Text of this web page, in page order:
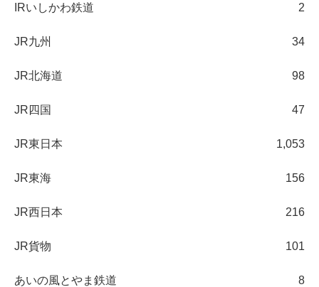
IRいしかわ鉄道 2
JR九州 34
JR北海道 98
JR四国 47
JR東日本 1,053
JR東海 156
JR西日本 216
JR貨物 101
あいの風とやま鉄道 8